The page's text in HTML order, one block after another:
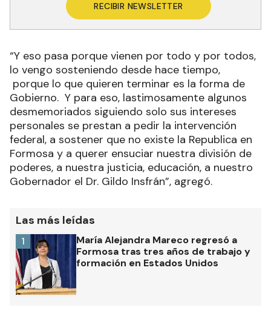
RECIBIR NEWSLETTER
“Y eso pasa porque vienen por todo y por todos,
lo vengo sosteniendo desde hace tiempo,
porque lo que quieren terminar es la forma de
Gobierno. Y para eso, lastimosamente algunos
desmemoriados siguiendo solo sus intereses
personales se prestan a pedir la intervención
federal, a sostener que no existe la Republica en
Formosa y a querer ensuciar nuestra división de
poderes, a nuestra justicia, educación, a nuestro
Gobernador el Dr. Gildo Insfrán”, agregó.
Las más leídas
María Alejandra Mareco regresó a
Formosa tras tres años de trabajo y
formación en Estados Unidos
1